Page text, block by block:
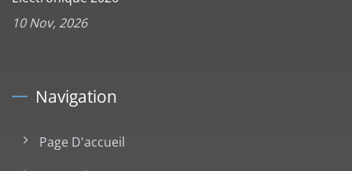
10 Nov, 2026
Navigation
Page D'accueil